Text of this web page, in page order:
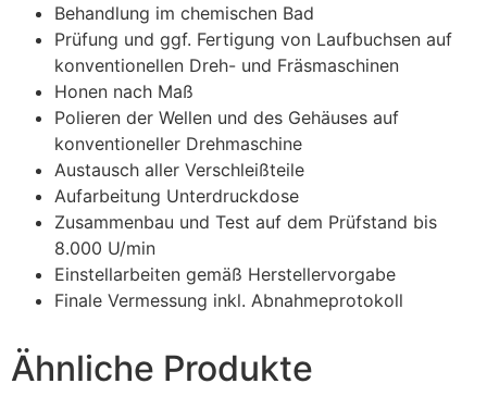
Behandlung im chemischen Bad
Prüfung und ggf. Fertigung von Laufbuchsen auf
konventionellen Dreh- und Fräsmaschinen
Honen nach Maß
Polieren der Wellen und des Gehäuses auf
konventioneller Drehmaschine
Austausch aller Verschleißteile
Aufarbeitung Unterdruckdose
Zusammenbau und Test auf dem Prüfstand bis
8.000 U/min
Einstellarbeiten gemäß Herstellervorgabe
Finale Vermessung inkl. Abnahmeprotokoll
Ähnliche Produkte